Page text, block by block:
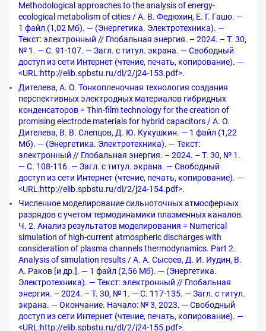
Methodological approaches to the analysis of energy-
ecological metabolism of cities / А. В. Федюхин, Е. Г. Гашо. —
1 файл (1,02 Мб). — (Энергетика. Электротехника). —
Текст: электронный // Глобальная энергия. – 2024. – Т. 30,
№ 1. — С. 91-107. — Загл. с титул. экрана. — Свободный
доступ из сети Интернет (чтение, печать, копирование). —
<URL:http://elib.spbstu.ru/dl/2/j24-153.pdf>.
Дителева, А. О. Тонкопленочная технология создания
перспективных электродных материалов гибридных
конденсаторов = Thin-film technology for the creation of
promising electrode materials for hybrid capacitors / А. О.
Дителева, В. В. Слепцов, Д. Ю. Кукушкин. — 1 файл (1,22
Мб). — (Энергетика. Электротехника). — Текст:
электронный // Глобальная энергия. – 2024. – Т. 30, № 1.
— С. 108-116. — Загл. с титул. экрана. — Свободный
доступ из сети Интернет (чтение, печать, копирование). —
<URL:http://elib.spbstu.ru/dl/2/j24-154.pdf>.
Численное моделирование сильноточных атмосферных
разрядов с учетом термодинамики плазменных каналов.
Ч. 2. Анализ результатов моделирования = Numerical
simulation of high-current atmospheric discharges with
consideration of plasma channels thermodynamics. Part 2.
Analysis of simulation results / А. А. Сысоев, Д. И. Иудин, В.
А. Раков [и др.]. — 1 файл (2,56 Мб). — (Энергетика.
Электротехника). — Текст: электронный // Глобальная
энергия. – 2024. – Т. 30, № 1. — С. 117-135. — Загл. с титул.
экрана. — Окончание. Начало: № 3, 2023. — Свободный
доступ из сети Интернет (чтение, печать, копирование). —
<URL:http://elib.spbstu.ru/dl/2/j24-155.pdf>.